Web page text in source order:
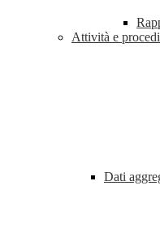
Attività e
Dati